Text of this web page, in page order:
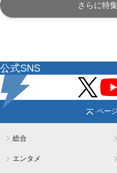
さらに特
公式SNS
ペー
総合
エンタメ